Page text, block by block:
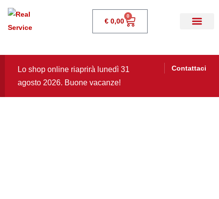
€ 0,00
0
Contattaci
Lo shop online riaprirà lunedì 31
agosto 2026. Buone vacanze!